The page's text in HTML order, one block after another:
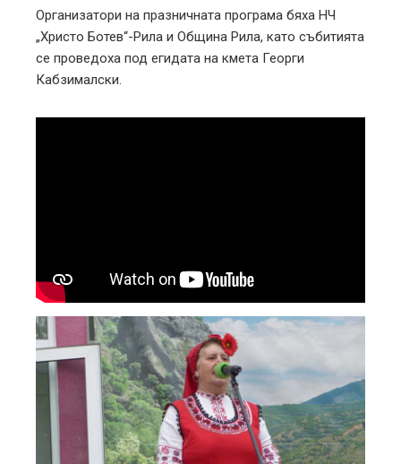
Организатори на празничната програма бяха НЧ
„Христо Ботев“-Рила и Община Рила, като събитията
се проведоха под егидата на кмета Георги
Кабзималски.